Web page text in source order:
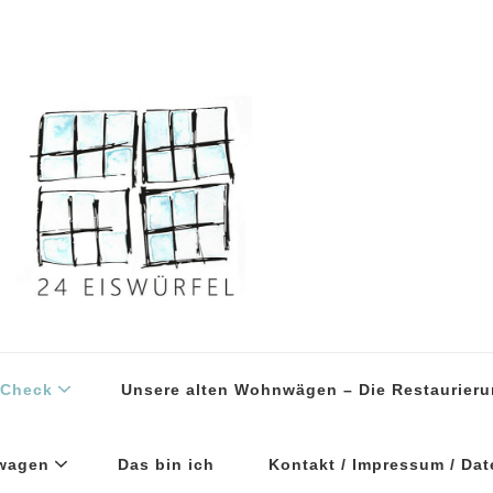
Unsere alten Wohnwägen – Die
Das bin ich Kontakt / Impressum /